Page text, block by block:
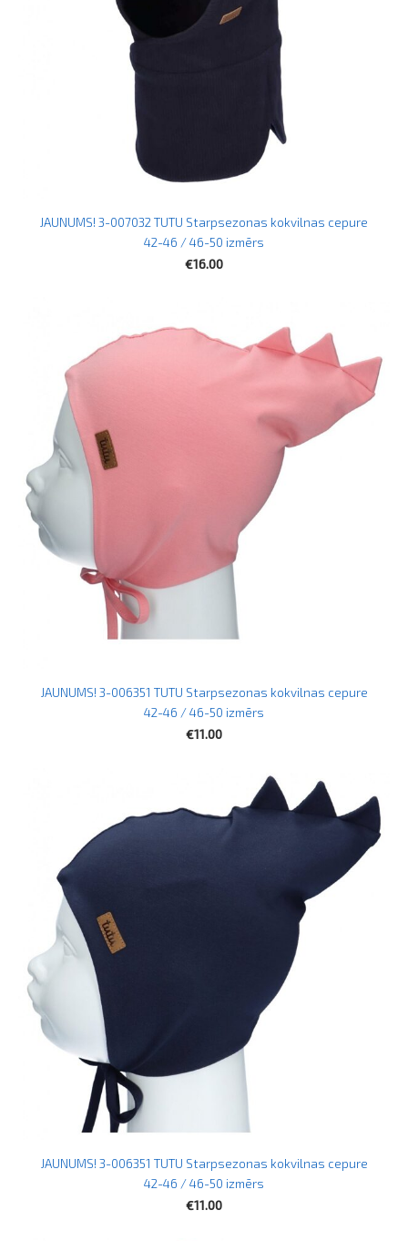
JAUNUMS! 3-007032 TUTU Starpsezonas kokvilnas cepure
42-46 / 46-50 izmērs
€16.00
JAUNUMS! 3-006351 TUTU Starpsezonas kokvilnas cepure
42-46 / 46-50 izmērs
€11.00
JAUNUMS! 3-006351 TUTU Starpsezonas kokvilnas cepure
42-46 / 46-50 izmērs
€11.00